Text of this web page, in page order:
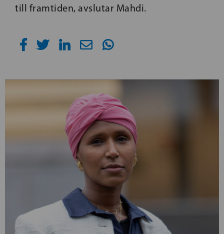
till framtiden, avslutar Mahdi.